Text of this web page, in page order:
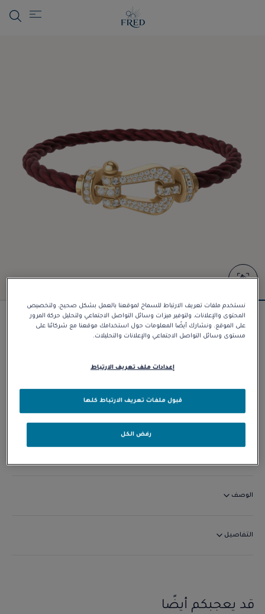
سوار Force 10
د.إ 38.770,00
التوافر في المتجر
الوصف
التفاصيل
قد يعجبكم أيضًا
نستخدم ملفات تعريف الارتباط للسماح لموقعنا بالعمل بشكل صحيح، ولتخصيص
المحتوى والإعلانات، ولتوفير ميزات وسائل التواصل الاجتماعي ولتحليل حركة المرور
على الموقع. ونشارك أيضًا المعلومات حول استخدامك موقعنا مع شركائنا على
مستوى وسائل التواصل الاجتماعي والإعلانات والتحليلات.
إعدادات ملف تعريف الارتباط
رفض الكل
قبول ملفات تعريف الارتباط كلها